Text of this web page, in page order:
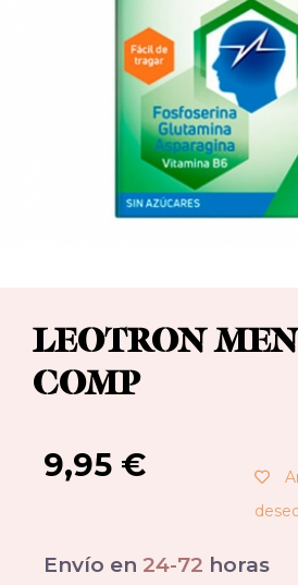
LEOTRON
COMP
9,95 €
Envío en 24-72 horas